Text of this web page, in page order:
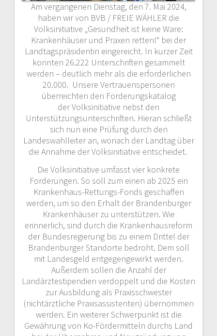
Am vergangenen Dienstag, den 7. Mai 2024,
haben wir von BVB / FREIE WÄHLER die
Volksinitiative „Gesundheit ist keine Ware:
Krankenhäuser und Praxen retten!“ bei der
Landtagspräsidentin eingereicht. In kurzer Zeit
konnten 26.222 Unterschriften gesammelt
werden – deutlich mehr als die erforderlichen
20.000. Unsere Vertrauenspersonen
überreichten den Forderungskatalog
der Volksinitiative nebst den
Unterstützungsunterschriften. Hieran schließt
sich nun eine Prüfung durch den
Landeswahlleiter an, wonach der Landtag über
die Annahme der Volksinitiative entscheidet.
Die Volksinitiative umfasst vier konkrete
Forderungen. So soll zum einen ab 2025 ein
Krankenhaus-Rettungs-Fonds geschaffen
werden, um so den Erhalt der Brandenburger
Krankenhäuser zu unterstützen. Wie
erinnerlich, sind durch die Krankenhausreform
der Bundesregierung bis zu einem Drittel der
Brandenburger Standorte bedroht. Dem soll
mit Landesgeld entgegengewirkt werden.
Außerdem sollen die Anzahl der
Landärztestipendien verdoppelt und die Kosten
zur Ausbildung als Praxisschwester
(nichtärztliche Praxisassistenten) übernommen
werden. Ein weiterer Schwerpunkt ist die
Gewährung von Ko-Fördermitteln durchs Land